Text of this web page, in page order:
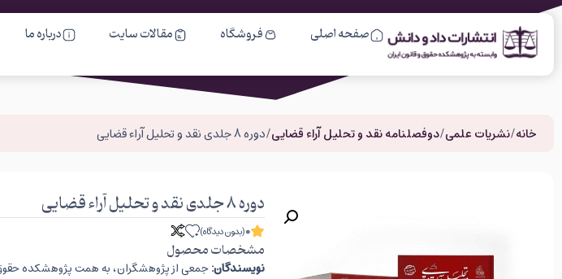
صفحه اصلی فروشگاه مقالات سایت درباره ما
خانه/نشریات علمی/دوفصلنامه نقد و تحلیل آراء قضایی/ دوره 8 جلدی نقد و تحلیل آراء قضایی
دوره 8 جلدی نقد و تحلیل آراء قضایی
0(بدون دیدگاه)
مشخصات محصول
نویسندگان:جمعی از پژوهشگران، به همت پژوهشکده حقوق